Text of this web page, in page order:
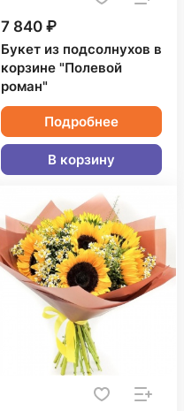
7 840 ₽
Букет из подсолнухов в
корзине "Полевой
роман"
Подробнее
В корзину